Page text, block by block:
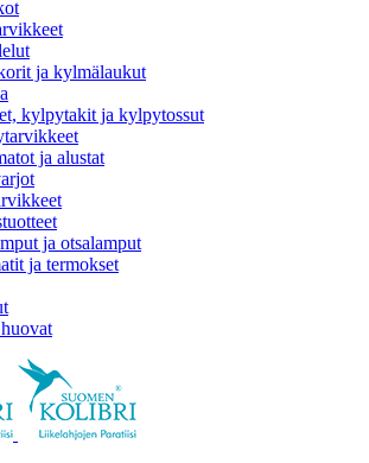
ja kylmälaukut
kylpytakit ja kylpytossut
ja alustat
ja otsalamput
ja termokset